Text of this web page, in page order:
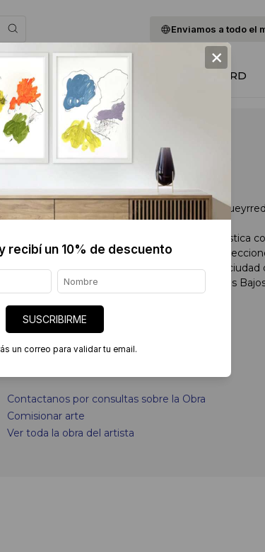
Enviamos a todo el
BLOG QUIENES SOMOS GIFT CARD
Pablo Ziccarello
Escuela Nacional de Bellas Artes “Prilidiano
Aisenberg
Artista y fotografo referente de la escena artística
Sus obras pueden encontrarse en diversas
Bs.As., Museo de Arte Contemporáneo de la
Kunsten y AKZO nobel collection de los Países
LEER MAS
Contactanos por consultas sobre la Obra
Comisionar arte
Ver toda la obra del artista
×
recibí un 10% de descuento
SUSCRIBIRME
un correo para validar tu email.